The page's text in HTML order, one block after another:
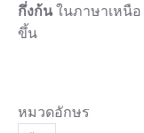
กึ่งก้น ในภาษาเหนื
ขึ้น
หมวดอักษร